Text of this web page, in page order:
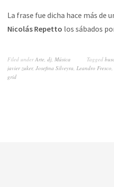
La frase fue dicha hace más de
Nicolás Repetto los sábados
Filed underArte, dj, Música Tagged
javier zuker, Josefina Silveyra, Leandro Fresco,
grid